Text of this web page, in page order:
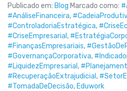
Publicado em: Blog Marcado como:
#AnáliseFinanceira,
#ControladoriaEstratégica,
#CriseEmpresarial ,
#FinançasEmpresariais,
#GovernançaCorporativa,
#LiquidezEmpresarial ,
#RecuperaçãoExtrajudicial ,
#TomadaDeDecisão, Eduwork